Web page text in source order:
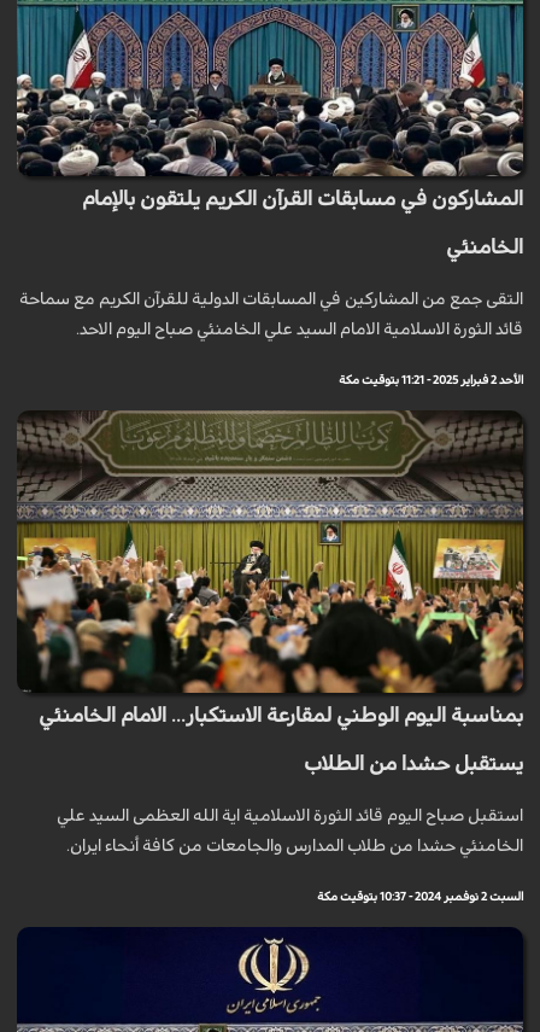
المشاركون في مسابقات القرآن الكريم يلتقون بالإمام
الخامنئي
التقى جمع من المشاركين في المسابقات الدولية للقرآن الكريم مع سماحة
قائد الثورة الاسلامية الامام السيد علي الخامنئي صباح اليوم الاحد.
الأحد 2 فبراير 2025 - 11:21 بتوقيت مكة
بمناسبة اليوم الوطني لمقارعة الاستكبار... الامام الخامنئي
يستقبل حشدا من الطلاب
استقبل صباح اليوم قائد الثورة الاسلامية اية الله العظمى السيد علي
الخامنئي حشدا من طلاب المدارس والجامعات من كافة أنحاء ايران.
السبت 2 نوفمبر 2024 - 10:37 بتوقيت مكة